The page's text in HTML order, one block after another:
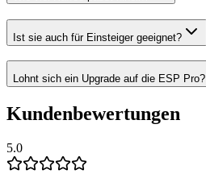
Ist sie auch für Einsteiger geeignet?
Lohnt sich ein Upgrade auf die ESP Pro?
Kundenbewertungen
5.0